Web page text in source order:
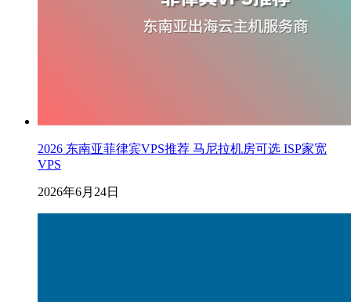
2026 东南亚菲律宾VPS推荐 马尼拉机房可选 ISP家宽
VPS
2026年6月24日